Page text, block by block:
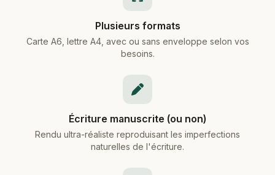
Plusieurs formats
Carte A6, lettre A4, avec ou sans enveloppe selon vos
besoins.
Écriture manuscrite (ou non)
Rendu ultra-réaliste reproduisant les imperfections
naturelles de l'écriture.